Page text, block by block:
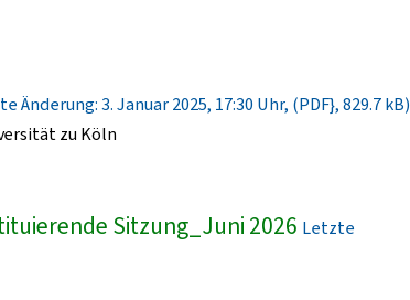
Änderung: 3. Januar 2025, 17:30 Uhr, (PDF}, 829.7 kB)
zu Köln
Sitzung_Juni 2026 Letzte